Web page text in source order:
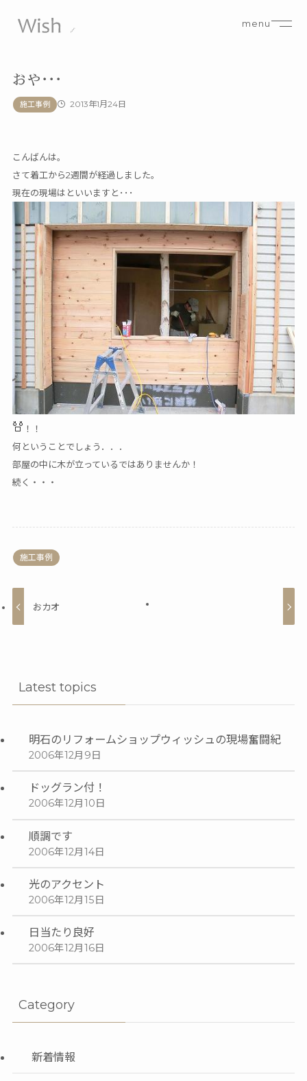
menu
おや･･･
施工事例 2013年1月24日
こんばんは。
さて着工から2週間が経過しました。
現在の現場はといいますと･･･
！！
何ということでしょう．．．
部屋の中に木が立っているではありませんか！
続く・・・
施工事例
おカオ
Latest topics
明石のリフォームショップウィッシュの現場奮闘紀
2006年12月9日
ドッグラン付！
2006年12月10日
順調です
2006年12月14日
光のアクセント
2006年12月15日
日当たり良好
2006年12月16日
Category
新着情報